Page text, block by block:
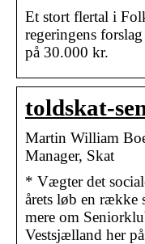
Et stort flertal i
regeringens
på 30.000 kr.
toldskat-
Martin William
Manager, Skat
* Vægter det
årets løb en række
mere om
Vestsjælland her